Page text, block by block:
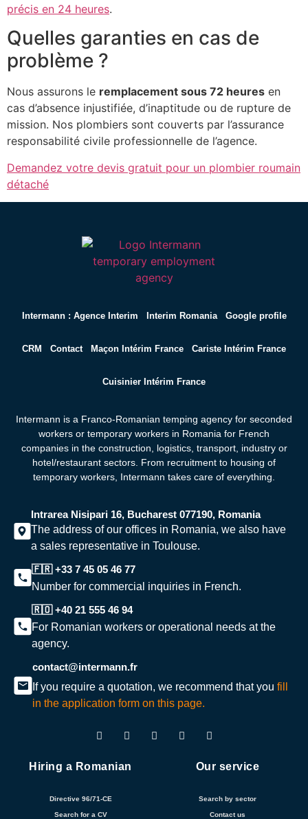
précis en 24 heures.
Quelles garanties en cas de
problème ?
Nous assurons le remplacement sous 72 heures en
cas d’absence injustifiée, d’inaptitude ou de rupture de
mission. Nos plombiers sont couverts par l’assurance
responsabilité civile professionnelle de l’agence.
Demandez votre devis gratuit pour un plombier roumain
détaché
Intermann : Agence Interim Interim Romania Google profile
CRM Contact Maçon Intérim France Cariste Intérim France
Cuisinier Intérim France
Intermann is a Franco-Romanian temping agency for seconded
workers or temporary workers in Romania for French
companies in the construction, logistics, transport, industry or
hotel/restaurant sectors. From recruitment to housing of
temporary workers, Intermann takes care of everything.
Intrarea Nisipari 16, Bucharest 077190, Romania
The address of our offices in Romania, we also have
a sales representative in Toulouse.
🇫🇷 +33 7 45 05 46 77
Number for commercial inquiries in French.
🇷🇴 +40 21 555 46 94
For Romanian workers or operational needs at the
agency.
contact@intermann.fr
If you require a quotation, we recommend that you fill
in the application form on this page.
Hiring a Romanian
Directive 96/71-CE
Search for a CV
Our service
Search by sector
Contact us